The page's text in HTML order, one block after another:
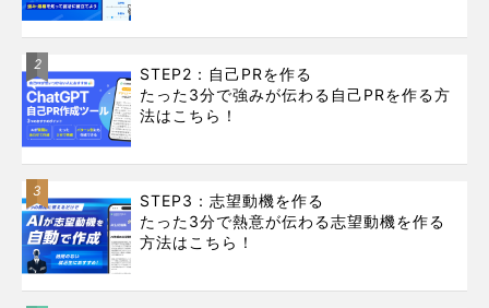
2
STEP2：自己PRを作る
たった3分で強みが伝わる自己PRを作る方
法はこちら！
3
STEP3：志望動機を作る
たった3分で熱意が伝わる志望動機を作る
方法はこちら！